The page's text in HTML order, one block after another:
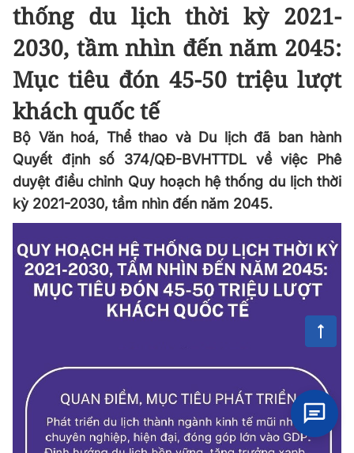
thống du lịch thời kỳ 2021-
2030, tầm nhìn đến năm 2045:
Mục tiêu đón 45-50 triệu lượt
khách quốc tế
Bộ Văn hoá, Thể thao và Du lịch đã ban hành
Quyết định số 374/QĐ-BVHTTDL về việc Phê
duyệt điều chỉnh Quy hoạch hệ thống du lịch thời
kỳ 2021-2030, tầm nhìn đến năm 2045.